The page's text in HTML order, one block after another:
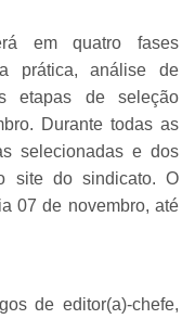
em quatro fases
prática, análise de
etapas de seleção
Durante todas as
selecionadas e dos
site do sindicato. O
07 de novembro, até
de editor(a)-chefe,